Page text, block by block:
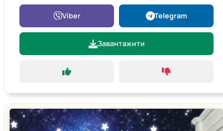
Viber Telegram
Завантажити